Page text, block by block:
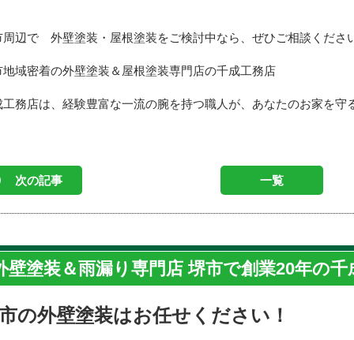
周辺で 外壁塗装・屋根塗装をご検討中なら、ぜひご相談くださ
地域密着の外壁塗装＆屋根塗装専門店の千成工務店
工務店は、経験豊富な一流の腕を持つ職人が、あなたのお家を守
次の記事 一覧
壁塗装＆雨漏り専門店 堺市で創業20年の
の外壁塗装はお任せください！